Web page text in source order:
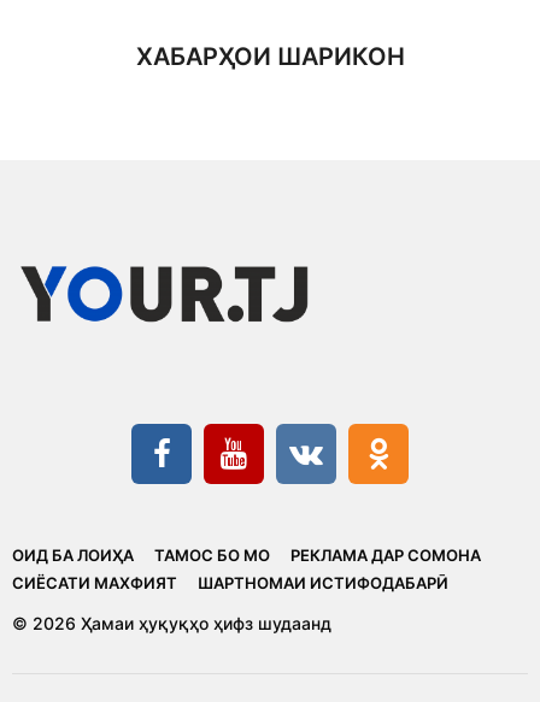
ХАБАРҲОИ ШАРИКОН
ОИД БА ЛОИҲА ТАМОС БО МО
РЕКЛАМА ДАР СОМОНА
CИЁСАТИ МАХФИЯТ
ШАРТНОМАИ ИСТИФОДАБАРӢ
© 2026 Ҳамаи ҳуқуқҳо ҳифз шудаанд